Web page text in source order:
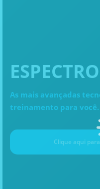
As mais avançadas
treinamento para você.
Clique aqui